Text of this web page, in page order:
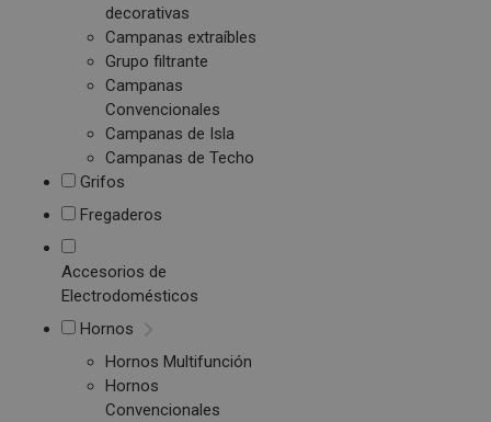
decorativas
Campanas extraíbles
Grupo filtrante
Campanas
Convencionales
Campanas de Isla
Campanas de Techo
Grifos
Fregaderos
Accesorios de
Electrodomésticos
Hornos
Hornos Multifunción
Hornos
Convencionales